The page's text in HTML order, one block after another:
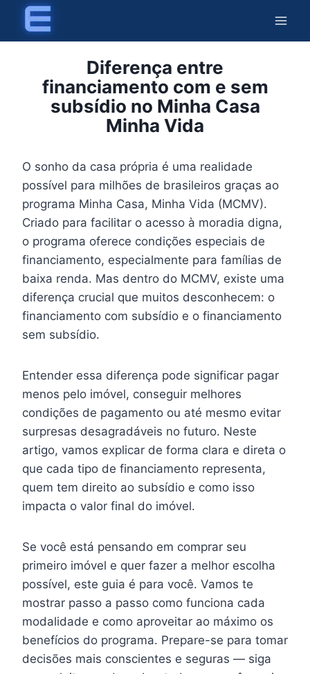
content
Diferença entre
financiamento com e sem
subsídio no Minha Casa
Minha Vida
O sonho da casa própria é uma realidade
possível para milhões de brasileiros graças ao
programa Minha Casa, Minha Vida (MCMV).
Criado para facilitar o acesso à moradia digna,
o programa oferece condições especiais de
financiamento, especialmente para famílias de
baixa renda. Mas dentro do MCMV, existe uma
diferença crucial que muitos desconhecem: o
financiamento com subsídio e o financiamento
sem subsídio.
Entender essa diferença pode significar pagar
menos pelo imóvel, conseguir melhores
condições de pagamento ou até mesmo evitar
surpresas desagradáveis no futuro. Neste
artigo, vamos explicar de forma clara e direta o
que cada tipo de financiamento representa,
quem tem direito ao subsídio e como isso
impacta o valor final do imóvel.
Se você está pensando em comprar seu
primeiro imóvel e quer fazer a melhor escolha
possível, este guia é para você. Vamos te
mostrar passo a passo como funciona cada
modalidade e como aproveitar ao máximo os
benefícios do programa. Prepare-se para tomar
decisões mais conscientes e seguras — siga